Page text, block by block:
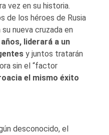
vez en su historia.
de los héroes de Rusia
nueva cruzada en
liderará a un
y juntos tratarán
sin el “factor
el mismo éxito
desconocido, el